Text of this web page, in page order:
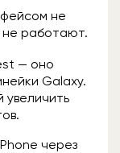
не
не работают.
— оно
Galaxy.
увеличить
через